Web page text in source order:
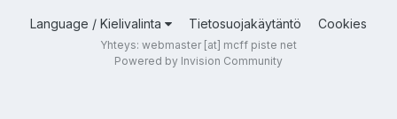
Language / Kielivalinta Tietosuojakäytäntö Cookies
Yhteys: webmaster [at] mcff piste net
Powered by Invision Community